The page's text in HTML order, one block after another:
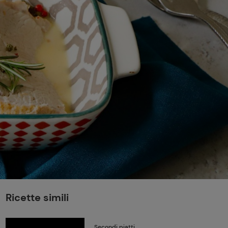
Finferli, animelle e
salsa ai frutti rossi
Come affumicare:
legna ed erbe da
usare
perduta
Ricette simili